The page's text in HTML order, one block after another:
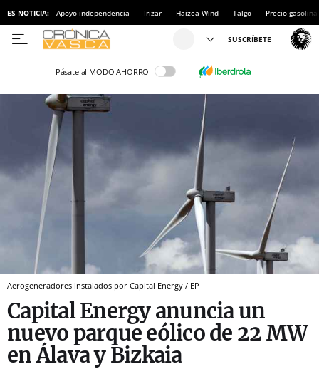
ES NOTICIA: Apoyo independencia Irizar Haizea Wind Talgo Precio gasolina
Pásate al MODO AHORRO
Aerogeneradores instalados por Capital Energy / EP
Capital Energy anuncia un
nuevo parque eólico de 22 MW
en Álava y Bizkaia